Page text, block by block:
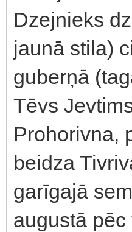
Dzejnieks
jaunā stila)
guberņā
Tēvs
Prohorivna,
beidza
garīgajā
augustā